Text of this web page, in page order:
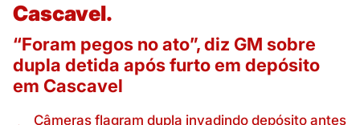
Cascavel.
“Foram pegos no ato”, diz GM sobre
dupla detida após furto em depósito
em Cascavel
Câmeras flagram dupla invadindo depósito antes